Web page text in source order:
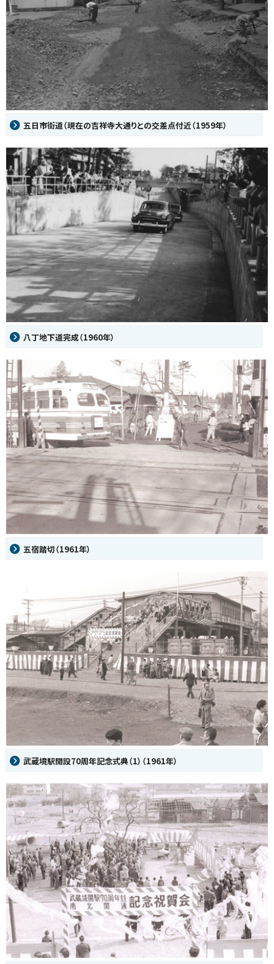
五日市街道（現在の吉祥寺大通りとの交差点付近（1959年）
八丁地下道完成（1960年）
五宿踏切（1961年）
武蔵境駅開設70周年記念式典（1）（1961年）